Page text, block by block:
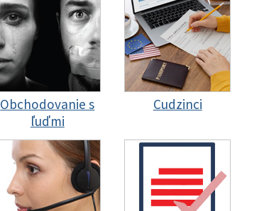
Obchodovanie s
ľuďmi
Cudzinci